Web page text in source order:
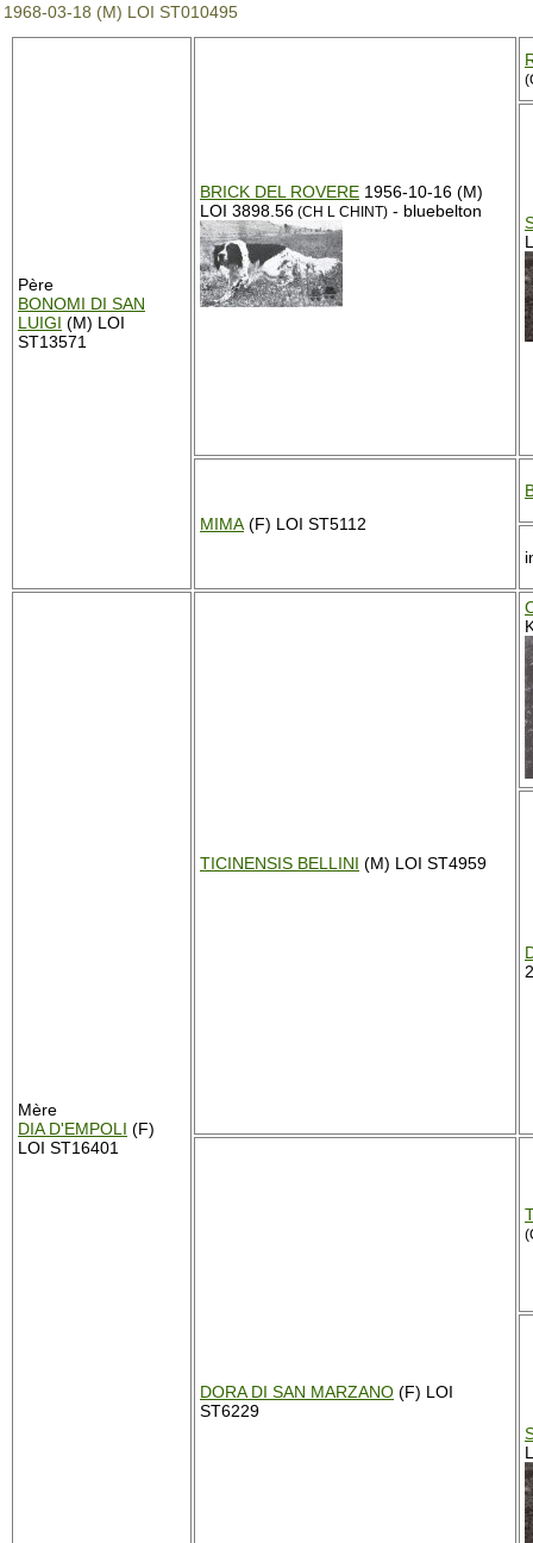
1968-03-18 (M) LOI ST010495
Père
BONOMI DI SAN
LUIGI (M) LOI
ST13571
BRICK DEL ROVERE 1956-10-16 (M)
LOI 3898.56 (CH L CHINT) - bluebelton
MIMA (F) LOI ST5112
Mère
DIA D'EMPOLI (F)
LOI ST16401
TICINENSIS BELLINI (M) LOI ST4959
DORA DI SAN MARZANO (F) LOI
ST6229